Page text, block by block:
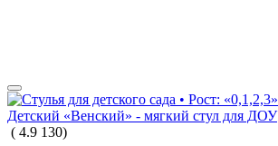
Детский «Венский» - мягкий стул для ДОУ
( 4.9 130)